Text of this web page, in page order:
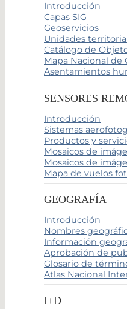
Introducción
Capas SIG
Geoservicios
Unidades
Catálogo de
Mapa Nacional de
Asentamientos
SENSORES
Introducción
Sistemas
Productos y
Mosaicos de
Mosaicos de
Mapa de vuelos
GEOGRAFÍA
Introducción
Nombres
Información
Aprobación de
Glosario de
Atlas Nacional
I+D